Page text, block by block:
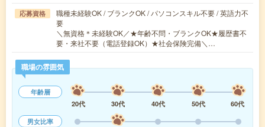
応募資格
職種未経験OK / ブランクOK / パソコンスキル不要 / 英語力不
要
＼無資格＊未経験OK／★年齢不問・ブランクOK★履歴書不
要・来社不要（電話登録OK）★社会保険完備＼…
職場の雰囲気
年齢層
20代
30代 40代 50代
60代
男女比率